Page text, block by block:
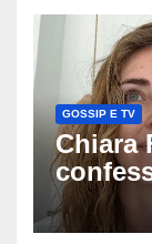
GOSSIP E TV
Chiara
mio ex
il